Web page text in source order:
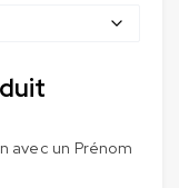
avec un Prénom